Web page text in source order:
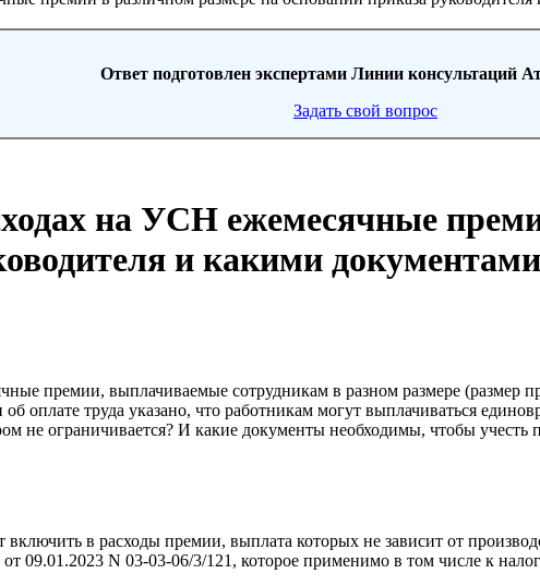
Ответ подготовлен экспертами Линии консультаций
Задать свой вопрос
на УСН ежемесячные
и какими
премии, выплачиваемые сотрудникам в разном размере (размер
оплате труда указано, что работникам могут выплачиваться
не ограничивается? И какие документы необходимы, чтобы учесть
в расходы премии, выплата которых не зависит от
09.01.2023 N 03-03-06/3/121, которое применимо в том числе к